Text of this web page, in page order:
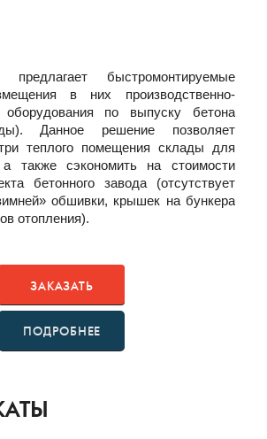
быстромонтируемые
в них производственно-
оборудования по выпуску бетона
Данное решение позволяет
теплого помещения склады для
также сэкономить на стоимости
бетонного завода (отсутствует
обшивки, крышек на бункера
отопления).
ЗАКАЗАТЬ
ПОДРОБНЕЕ